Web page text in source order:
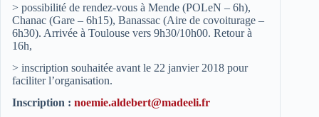
> possibilité de rendez-vous à Mende (POLeN – 6h),
Chanac (Gare – 6h15), Banassac (Aire de covoiturage –
6h30). Arrivée à Toulouse vers 9h30/10h00. Retour à
16h,
> inscription souhaitée avant le 22 janvier 2018 pour
faciliter l’organisation.
Inscription : noemie.aldebert@madeeli.fr